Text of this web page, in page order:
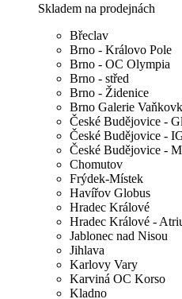
Skladem na prodejnách
Břeclav
Brno - Královo Pole
Brno - OC Olympia
Brno - střed
Brno - Židenice
Brno Galerie
České Budějovice -
České Budějovice -
České Budějovice -
Chomutov
Frýdek-Místek
Havířov Globus
Hradec Králové
Hradec Králové -
Jablonec nad Nisou
Jihlava
Karlovy Vary
Karviná OC Korso
Kladno